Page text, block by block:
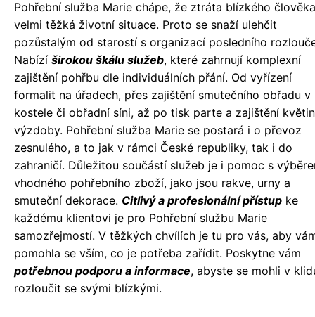
Pohřební služba Marie chápe, že ztráta blízkého
velmi těžká životní situace. Proto se snaží ulehčit
pozůstalým od starostí s organizací posledního
Nabízí širokou škálu služeb, které zahrnují komplexní
zajištění pohřbu dle individuálních přání. Od vyřízení
formalit na úřadech, přes zajištění smutečního obřadu v
kostele či obřadní síni, až po tisk parte a zajištění
výzdoby. Pohřební služba Marie se postará i o převoz
zesnulého, a to jak v rámci České republiky, tak i do
zahraničí. Důležitou součástí služeb je i pomoc s
vhodného pohřebního zboží, jako jsou rakve, urny a
smuteční dekorace. Citlivý a profesionální přístup ke
každému klientovi je pro Pohřební službu Marie
samozřejmostí. V těžkých chvílích je tu pro vás, aby
pomohla se vším, co je potřeba zařídit. Poskytne vám
potřebnou podporu a informace, abyste se mohli v
rozloučit se svými blízkými.